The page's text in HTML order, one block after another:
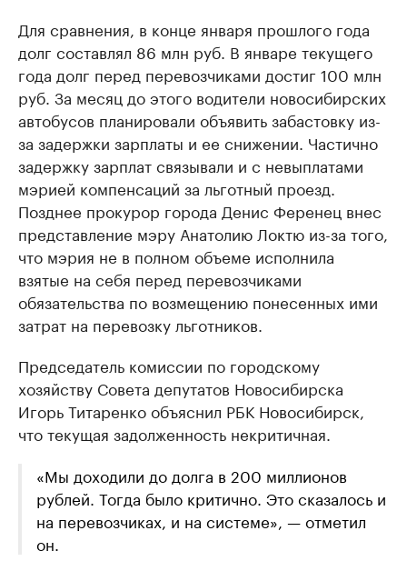
Для сравнения, в конце января прошлого года
долг составлял 86 млн руб. В январе текущего
года долг перед перевозчиками достиг 100 млн
руб. За месяц до этого водители новосибирских
автобусов планировали объявить забастовку из-
за задержки зарплаты и ее снижении. Частично
задержку зарплат связывали и с невыплатами
мэрией компенсаций за льготный проезд.
Позднее прокурор города Денис Ференец внес
представление мэру Анатолию Локтю из-за того,
что мэрия не в полном объеме исполнила
взятые на себя перед перевозчиками
обязательства по возмещению понесенных ими
затрат на перевозку льготников.
Председатель комиссии по городскому
хозяйству Совета депутатов Новосибирска
Игорь Титаренко объяснил РБК Новосибирск,
что текущая задолженность некритичная.
«Мы доходили до долга в 200 миллионов
рублей. Тогда было критично. Это сказалось и
на перевозчиках, и на системе», — отметил
он.